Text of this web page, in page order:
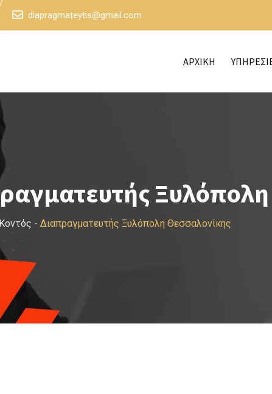
diapragmateytis@gmail.com
ΑΡΧΙΚΗ
- Διαπραγματευτής Ξυλόπολη Θεσσαλονίκης